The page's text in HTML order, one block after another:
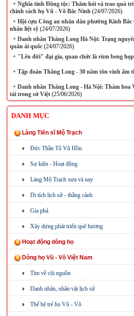
+Nghĩa tình Đồng tộc: Thăm hỏi và trao quà tri
chính sách họ Vũ - Võ Bắc Ninh(24/07/2026)
+Hội cựu Công an nhân dân phường Kinh
nhân liệt sỹ(24/07/2026)
+Danh nhân Thăng Long Hà Nội: Trạng
quân ái quốc(24/07/2026)
+"Lên đời" đại gia, quan chức là rùm beng
+Tập đoàn Thăng Long - 30 năm tôn vinh ẩm
+Danh nhân Thăng Long - Hà Nội: Thám hoa
tài trong sử Việt(25/06/2026)
DANH MỤC
Làng Tiến sĩ Mộ Trạch
Đức Thần Tổ Vũ Hồn
Sự kiện - Hoạt động
Làng Mộ Trạch xưa và nay
Di tích lịch sử - thắng cảnh
Gia phả
Xây dựng phát triển quê hương
Hoạt động dòng họ
Dòng họ Vũ - Võ Việt Nam
Tìm về cội nguồn
Danh nhân, nhân vật lịch sử
Thế hệ trẻ họ Vũ - Võ